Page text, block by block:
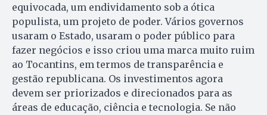
equivocada, um endividamento sob a ótica
populista, um projeto de poder. Vários governos
usaram o Estado, usaram o poder público para
fazer negócios e isso criou uma marca muito ruim
ao Tocantins, em termos de transparência e
gestão republicana. Os investimentos agora
devem ser priorizados e direcionados para as
áreas de educação, ciência e tecnologia. Se não